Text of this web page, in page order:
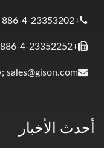
+886-4-23353202
+886-4-23352252
sales@gison.com
أحدث الأخبار